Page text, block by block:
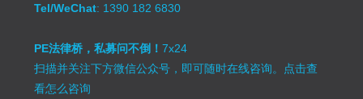
Tel/WeChat: 1390 182 6830
PE法律桥，私募问不倒！7x24
扫描并关注下方微信公众号，即可随时在线咨询。 点击查
看怎么咨询